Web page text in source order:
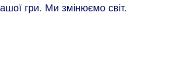
гри. Ми змінюємо світ.